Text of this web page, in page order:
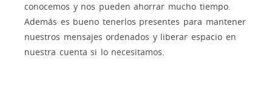
conocemos y nos pueden ahorrar mucho tiempo.
Además es bueno tenerlos presentes para mantener
nuestros mensajes ordenados y liberar espacio en
nuestra cuenta si lo necesitamos.